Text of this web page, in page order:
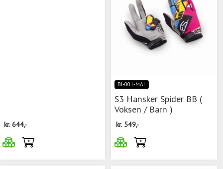
kr.644,-
BI-001-MAL
S3 Hansker Spider BB (
Voksen / Barn )
kr. 549,-